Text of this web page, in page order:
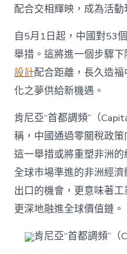
配合交相輝映，成為活動
自5月1日起，中國對53
舉措。這將進一個步驟
設計配合距離，長久造
化之夢供給新機遇。
肯尼亞“首都調頻”（
稱，中國通過零關稅政
這一舉措或將重塑非洲
全球市場準進的非洲經
出口的機會，更意味著
更深地融進全球價值鏈。
肯尼亞“首都調頻”